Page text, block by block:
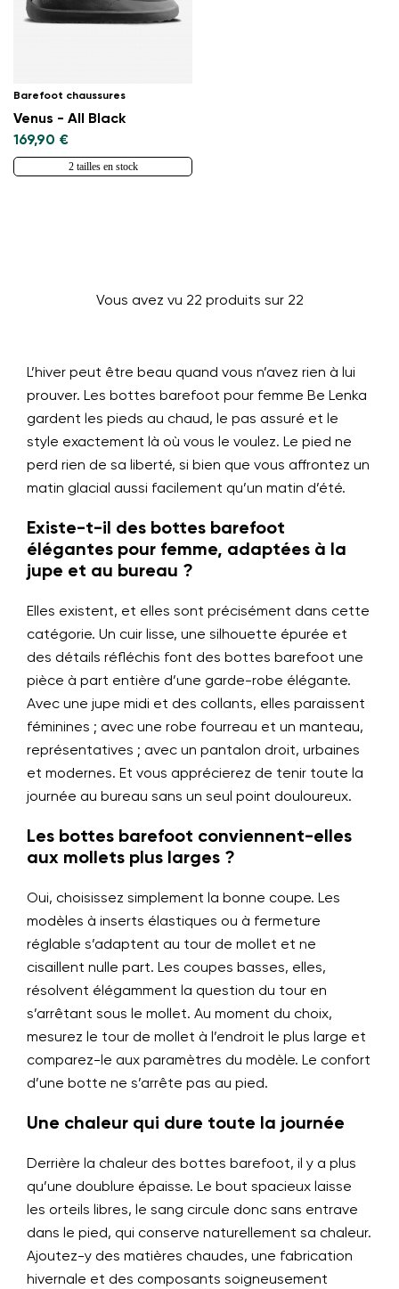
Barefoot chaussures
Venus - All Black
169,90 €
2 tailles en stock
Vous avez vu 22 produits sur 22
L’hiver peut être beau quand vous n’avez rien à lui
prouver. Les bottes barefoot pour femme Be Lenka
gardent les pieds au chaud, le pas assuré et le
style exactement là où vous le voulez. Le pied ne
perd rien de sa liberté, si bien que vous affrontez un
matin glacial aussi facilement qu’un matin d’été.
Existe-t-il des bottes barefoot
élégantes pour femme, adaptées à la
jupe et au bureau ?
Elles existent, et elles sont précisément dans cette
catégorie. Un cuir lisse, une silhouette épurée et
des détails réfléchis font des bottes barefoot une
pièce à part entière d’une garde-robe élégante.
Avec une jupe midi et des collants, elles paraissent
féminines ; avec une robe fourreau et un manteau,
représentatives ; avec un pantalon droit, urbaines
et modernes. Et vous apprécierez de tenir toute la
journée au bureau sans un seul point douloureux.
Les bottes barefoot conviennent-elles
aux mollets plus larges ?
Oui, choisissez simplement la bonne coupe. Les
modèles à inserts élastiques ou à fermeture
réglable s’adaptent au tour de mollet et ne
cisaillent nulle part. Les coupes basses, elles,
résolvent élégamment la question du tour en
s’arrêtant sous le mollet. Au moment du choix,
mesurez le tour de mollet à l’endroit le plus large et
comparez-le aux paramètres du modèle. Le confort
d’une botte ne s’arrête pas au pied.
Une chaleur qui dure toute la journée
Derrière la chaleur des bottes barefoot, il y a plus
qu’une doublure épaisse. Le bout spacieux laisse
les orteils libres, le sang circule donc sans entrave
dans le pied, qui conserve naturellement sa chaleur.
Ajoutez-y des matières chaudes, une fabrication
hivernale et des composants soigneusement